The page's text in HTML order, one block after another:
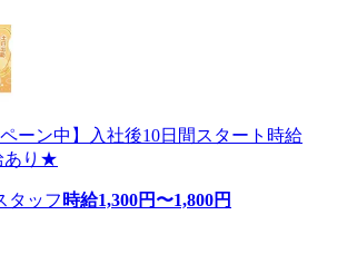
ーン中】入社後10日間スタート時給
あり★
タッフ 時給1,300円〜1,800円